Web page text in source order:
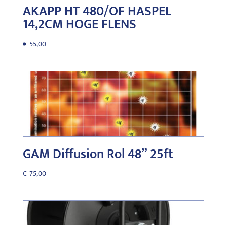
AKAPP HT 480/OF HASPEL
14,2CM HOGE FLENS
€ 55,00
GAM Diffusion Rol 48” 25ft
€ 75,00